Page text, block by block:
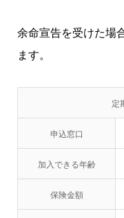
余命宣告を受けた場
ます。
定
申込窓口
加入できる年齢
保険金額